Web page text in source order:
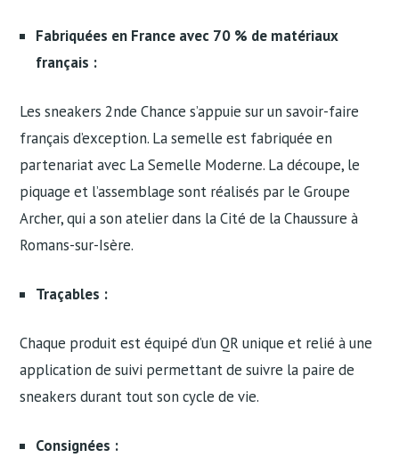
Fabriquées en France avec 70 % de matériaux
français :
Les sneakers 2nde Chance s’appuie sur un savoir-faire
français d’exception. La semelle est fabriquée en
partenariat avec La Semelle Moderne. La découpe, le
piquage et l’assemblage sont réalisés par le Groupe
Archer, qui a son atelier dans la Cité de la Chaussure à
Romans-sur-Isère.
Traçables :
Chaque produit est équipé d’un QR unique et relié à une
application de suivi permettant de suivre la paire de
sneakers durant tout son cycle de vie.
Consignées :